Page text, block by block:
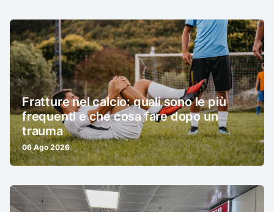
Fratture nel calcio: quali sono le più
frequenti e che cosa fare dopo un
trauma
06 Ago 2026